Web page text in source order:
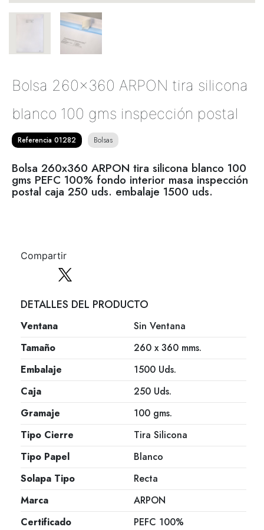
Bolsa 260x360 ARPON tira silicona
blanco 100 gms inspección postal
Referencia 01282 Bolsas
Bolsa 260x360 ARPON tira silicona blanco 100
gms PEFC 100% fondo interior masa inspección
postal caja 250 uds. embalaje 1500 uds.
Compartir
DETALLES DEL PRODUCTO
Ventana
Sin Ventana
Tamaño
260 x 360 mms.
Embalaje
1500 Uds.
Caja
250 Uds.
Gramaje
100 gms.
Tipo Cierre
Tira Silicona
Tipo Papel
Blanco
Solapa Tipo
Recta
Marca
ARPON
Certificado
PEFC 100%